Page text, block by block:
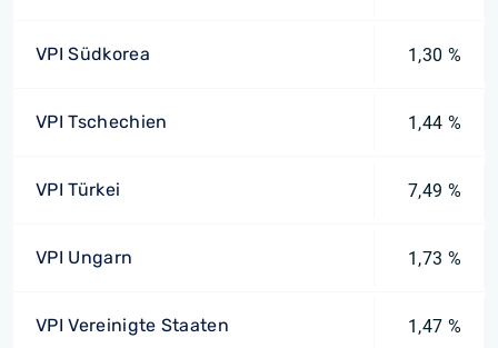
VPI Südkorea 1,30 %
VPI Tschechien 1,44 %
VPI Türkei 7,49 %
VPI Ungarn 1,73 %
VPI Vereinigte Staaten 1,47 %